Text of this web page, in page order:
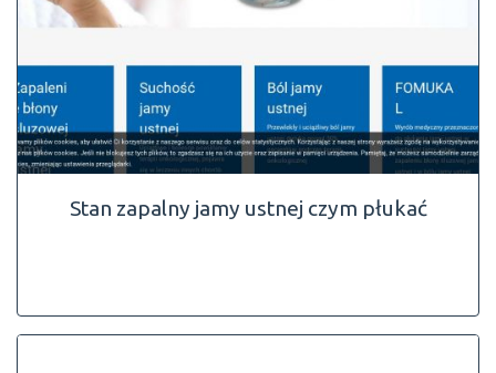
Stan zapalny jamy ustnej czym płukać